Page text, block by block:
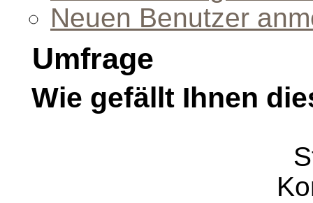
Neuen Benutzer
Umfrage
Wie gefällt Ihnen